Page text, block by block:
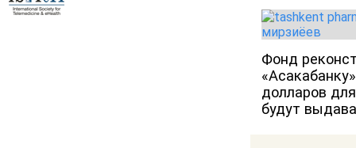
Фонд
долларов
будут